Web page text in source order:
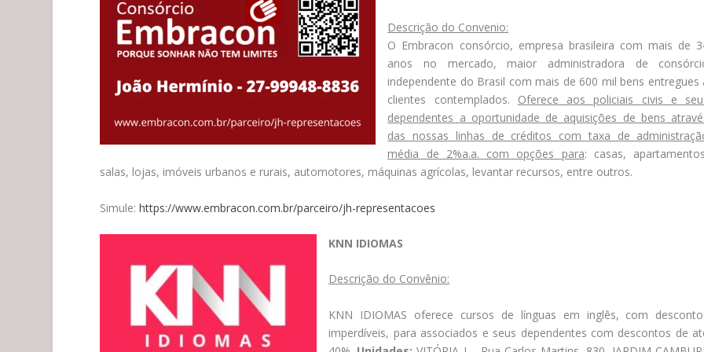
Descrição do Convenio:
O Embracon consórcio, empresa brasileira com mais de
anos no mercado, maior administradora de
independente do Brasil com mais de 600 mil bens entregues
clientes contemplados. Oferece aos policiais civis e
dependentes a oportunidade de aquisições de bens
das nossas linhas de créditos com taxa de
média de 2%a.a. com opções para: casas,
salas, lojas, imóveis urbanos e rurais, automotores, máquinas agrícolas, levantar recursos, entre outros.
Simule:https://www.embracon.com.br/parceiro/jh-representacoes
KNN IDIOMAS
Descrição do Convênio:
KNN IDIOMAS oferece cursos de línguas em inglês, com
imperdíveis, para associados e seus dependentes com descontos de